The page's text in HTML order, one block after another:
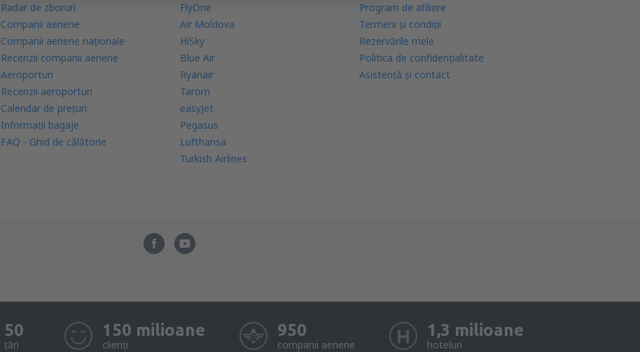
Radar de zboruri
Companii aeriene
Companii aeriene naţionale
Recenzii companii aeriene
Aeroporturi
Recenzii aeroporturi
Calendar de prețuri
Informații bagaje
FAQ - Ghid de călătorie
FlyOne
Air Moldova
HiSky
Blue Air
Ryanair
Tarom
easyJet
Pegasus
Lufthansa
Turkish Airlines
Program de afiliere
Termeni şi condiţii
Rezervările mele
Politica de confidențialitate
Asistenţă şi contact
50
țări
150 milioane
clienți
950
companii aeriene
1,3 milioane
hoteluri